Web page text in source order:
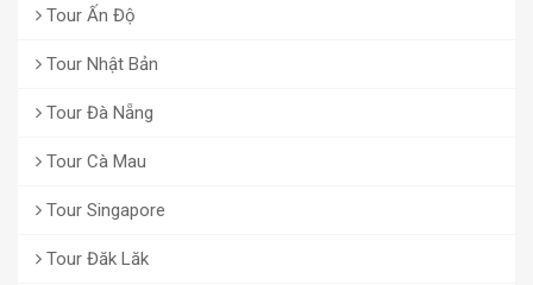
Tour Ấn Độ
Tour Nhật Bản
Tour Đà Nẵng
Tour Cà Mau
Tour Singapore
Tour Đăk Lăk